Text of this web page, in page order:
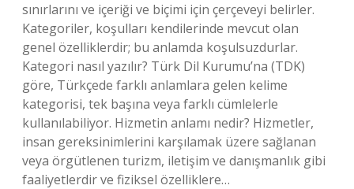
sınırlarını ve içeriği ve biçimi için çerçeveyi belirler.
Kategoriler, koşulları kendilerinde mevcut olan
genel özelliklerdir; bu anlamda koşulsuzdurlar.
Kategori nasıl yazılır? Türk Dil Kurumu’na (TDK)
göre, Türkçede farklı anlamlara gelen kelime
kategorisi, tek başına veya farklı cümlelerle
kullanılabiliyor. Hizmetin anlamı nedir? Hizmetler,
insan gereksinimlerini karşılamak üzere sağlanan
veya örgütlenen turizm, iletişim ve danışmanlık gibi
faaliyetlerdir ve fiziksel özelliklere…